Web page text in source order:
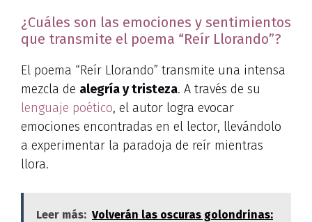
¿Cuáles son las emociones y sentimientos
que transmite el poema “Reír Llorando”?
El poema “Reír Llorando” transmite una intensa
mezcla de alegría y tristeza. A través de su
lenguaje poético, el autor logra evocar
emociones encontradas en el lector, llevándolo
a experimentar la paradoja de reír mientras
llora.
Leer más: Volverán las oscuras golondrinas: